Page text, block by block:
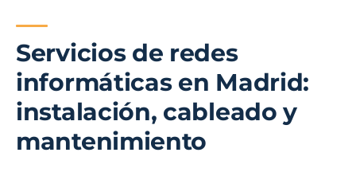
Servicios de redes
informáticas en Madrid:
instalación, cableado y
mantenimiento